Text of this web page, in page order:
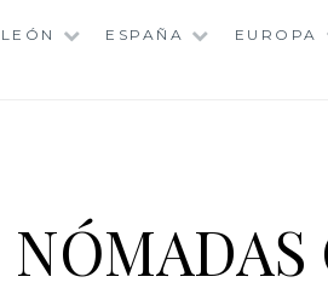
ESPAÑA EUROPA
NÓMADAS